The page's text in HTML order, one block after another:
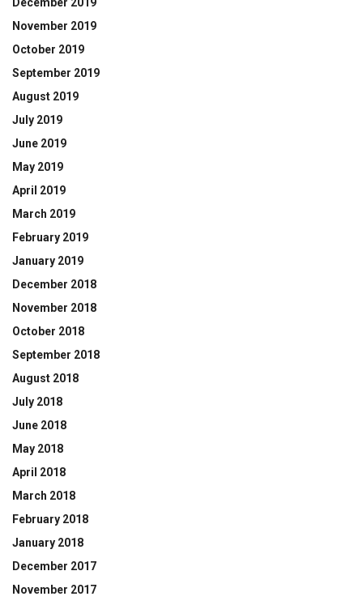
November 2019
October 2019
September 2019
August 2019
July 2019
June 2019
May 2019
April 2019
March 2019
February 2019
January 2019
December 2018
November 2018
October 2018
September 2018
August 2018
July 2018
June 2018
May 2018
April 2018
March 2018
February 2018
January 2018
December 2017
November 2017